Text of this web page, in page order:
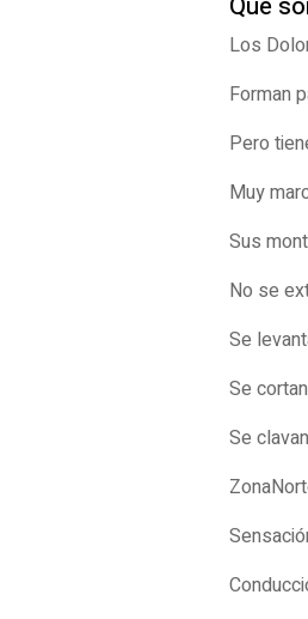
Los
Forman
Pero
Muy
Sus
No se
Se
Se
Se
Zona